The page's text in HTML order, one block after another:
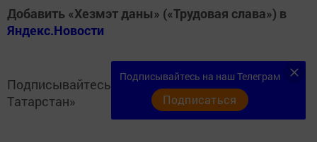
Добавить «Хезмэт даны» («Трудовая слава») в
Яндекс.Новости
Подписывайтесь наTelegram-канал«Кукмор
Татарстан»
Подписывайтесь на наш Телеграм
Подписаться